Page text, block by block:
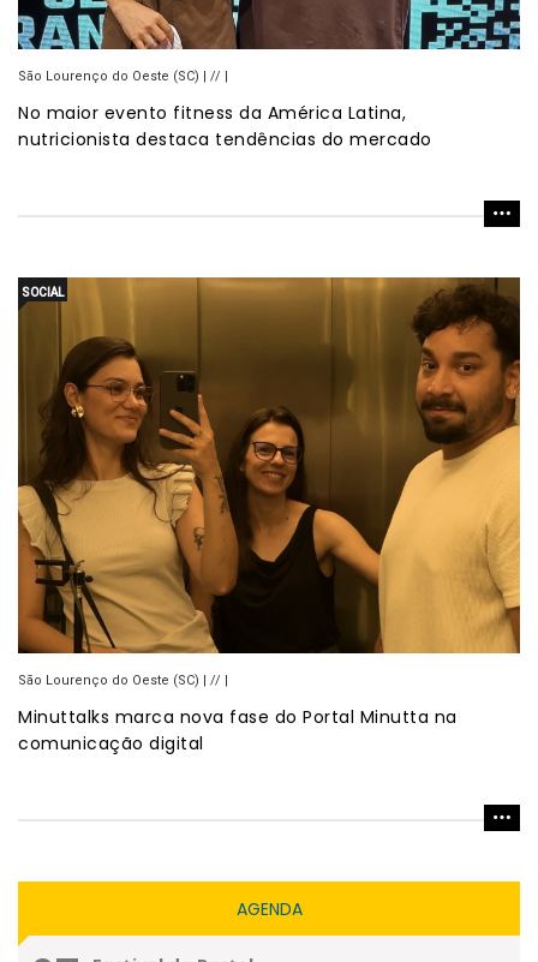
São Lourenço do Oeste (SC) | // |
No maior evento fitness da América Latina,
nutricionista destaca tendências do mercado
SOCIAL
São Lourenço do Oeste (SC) | // |
Minuttalks marca nova fase do Portal Minutta na
comunicação digital
AGENDA